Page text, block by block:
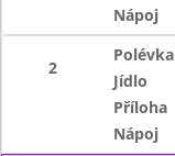
Nápoj
2
Polévka
Jídlo
Příloha
Nápoj